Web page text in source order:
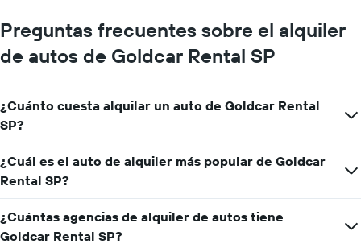
Preguntas frecuentes sobre el alquiler
de autos de Goldcar Rental SP
¿Cuánto cuesta alquilar un auto de Goldcar Rental
SP?
¿Cuál es el auto de alquiler más popular de Goldcar
Rental SP?
¿Cuántas agencias de alquiler de autos tiene
Goldcar Rental SP?